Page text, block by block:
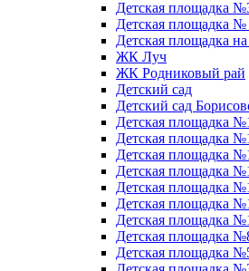
Детская площадка
Детская площадка №
Детская площадка
ЖК Луч
ЖК Родниковый рай
Детский сад
Детский сад
Детская площадка
Детская площадка
Детская площадка
Детская площадка
Детская площадка
Детская площадка
Детская площадка
Детская площадка
Детская площадка